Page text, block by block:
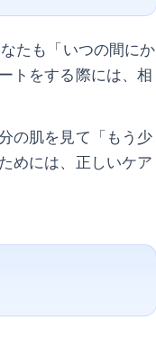
たも「いつの間にか
トをする際には、相
の肌を見て「もう少
めには、正しいケア